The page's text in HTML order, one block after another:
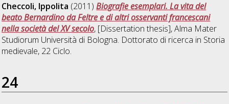
Checcoli, Ippolita (2011)Biografie esemplari. La vita del
beato Bernardino da Feltre e di altri osservanti francescani
nella società del XV secolo, [Dissertation thesis], Alma Mater
Studiorum Università di Bologna. Dottorato di ricerca in Storia
medievale, 22 Ciclo.
24